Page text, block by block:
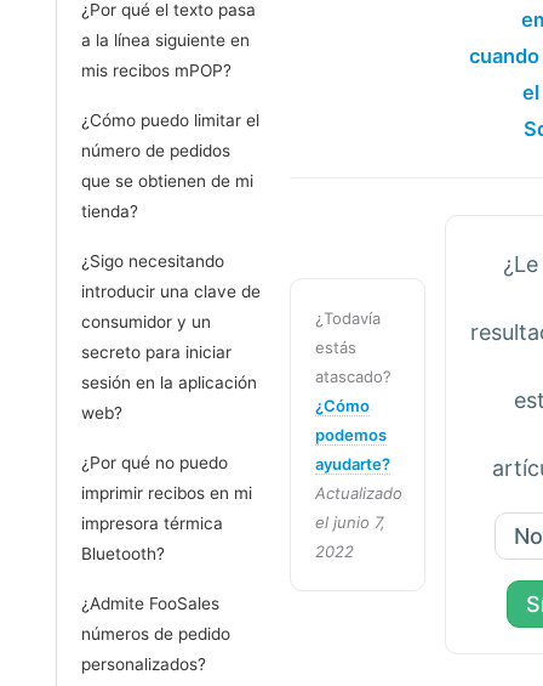
¿Por qué el texto pasa
a la línea siguiente en
mis recibos mPOP?
¿Cómo puedo limitar el
número de pedidos
que se obtienen de mi
tienda?
¿Sigo necesitando
introducir una clave de
consumidor y un
secreto para iniciar
sesión en la aplicación
web?
¿Por qué no puedo
imprimir recibos en mi
impresora térmica
Bluetooth?
¿Admite FooSales
números de pedido
personalizados?
¿Todavía
estás
atascado?
¿Cómo
podemos
ayudarte?
Actualizado
el junio 7,
2022
No